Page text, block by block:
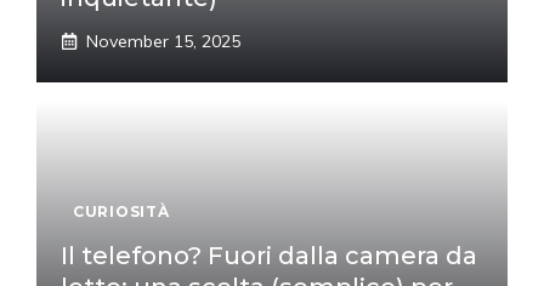
November 15, 2025
CURIOSITÀ
Il telefono? Fuori dalla camera da